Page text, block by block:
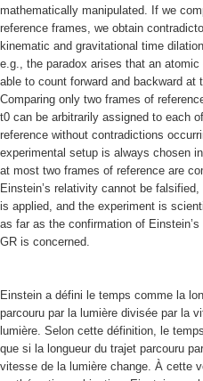
mathematically manipulated. If we
reference frames, we obtain
kinematic and gravitational time
e.g., the paradox arises that an
able to count forward and backward at
Comparing only two frames of
t0 can be arbitrarily assigned to each
reference without contradictions
experimental setup is always chosen
at most two frames of reference are
Einstein’s relativity cannot be
is applied, and the experiment is
as far as the confirmation of
GR is concerned.
Einstein a défini le temps comme la
parcouru par la lumière divisée par la
lumière. Selon cette définition, le
que si la longueur du trajet parcouru
vitesse de la lumière change. À cette